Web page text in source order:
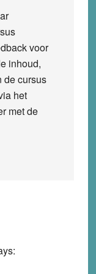
voor
inhoud,
de cursus
het
met de